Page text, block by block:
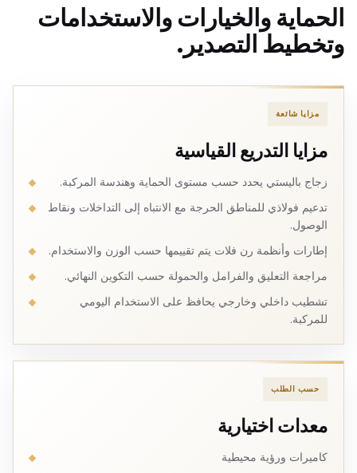
الحماية والخيارات والاستخدامات
وتخطيط التصدير.
مزايا شائعة
مزايا التدريع القياسية
زجاج باليستي يحدد حسب مستوى الحماية وهندسة المركبة.
تدعيم فولاذي للمناطق الحرجة مع الانتباه إلى التداخلات ونقاط
الوصول.
إطارات وأنظمة رن فلات يتم تقييمها حسب الوزن والاستخدام.
مراجعة التعليق والفرامل والحمولة حسب التكوين النهائي.
تشطيب داخلي وخارجي يحافظ على الاستخدام اليومي
للمركبة.
حسب الطلب
معدات اختيارية
كاميرات ورؤية محيطية